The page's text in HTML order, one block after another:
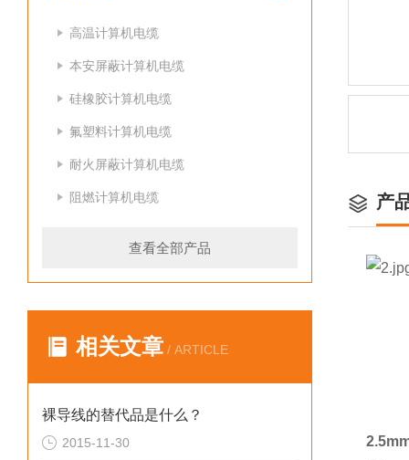
高温计算机电缆
本安屏蔽计算机电缆
硅橡胶计算机电缆
氟塑料计算机电缆
耐火屏蔽计算机电缆
阻燃计算机电缆
查看全部产品
相关文章 / ARTICLE
裸导线的替代品是什么？
2015-11-30
产